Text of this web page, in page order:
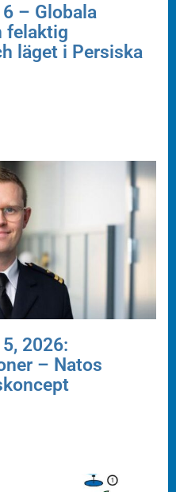
– Globala
felaktig
läget i Persiska
2026:
– Natos